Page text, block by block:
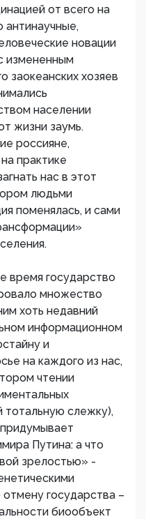
от всего на
антинаучные,
новации
измененным
заокеанских хозяев
населении
жизни заумь.
россияне,
практике
нас в этот
людьми
поменялась, и сами
время государство
множество
хоть недавний
информационном
и
на каждого из нас,
чтении
слежку),
Путина: а что
зрелостью» -
государства –
биообъект